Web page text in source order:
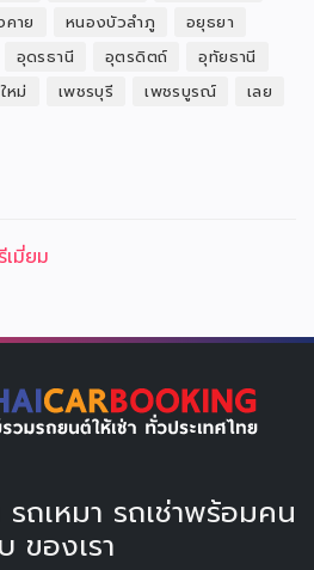
าย หนองบัวลำภู
อยุธยา
อุดรธานี อุตรดิตถ์
อุทัยธานี
หม่ เพชรบุรี เพชรบูรณ์
เลย
ถเหมา รถเช่าพร้อมคน
ของเรา